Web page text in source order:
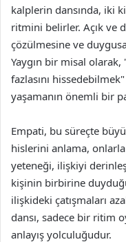
kalplerin dansında, iki
ritmini belirler. Açık ve
çözülmesine ve
Yaygın bir misal
fazlasını
yaşamanın önemli bir
Empati, bu süreçte
hislerini anlama,
yeteneği, ilişkiyi
kişinin birbirine
ilişkideki çatışmaları
dansı, sadece bir ritim
anlayış yolculuğudur.